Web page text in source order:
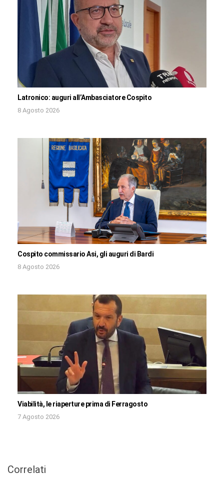
Latronico: auguri all’Ambasciatore Cospito
8 Agosto 2026
Cospito commissario Asi, gli auguri di Bardi
8 Agosto 2026
Viabilità, le riaperture prima di Ferragosto
7 Agosto 2026
Correlati